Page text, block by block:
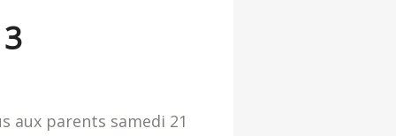
aux parents samedi 21